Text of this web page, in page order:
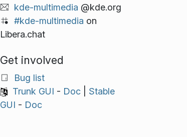
kde-multimedia @kde.org
#kde-multimedia on
Libera.chat
Get involved
Bug list
Trunk GUI - Doc| Stable
GUI - Doc